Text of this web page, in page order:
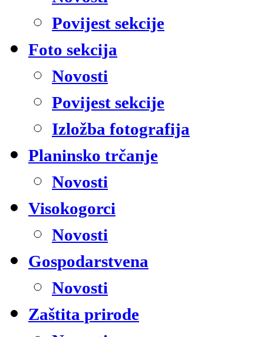
Povijest sekcije
Foto sekcija
Novosti
Povijest sekcije
Izložba fotografija
Planinsko trčanje
Novosti
Visokogorci
Novosti
Gospodarstvena
Novosti
Zaštita prirode